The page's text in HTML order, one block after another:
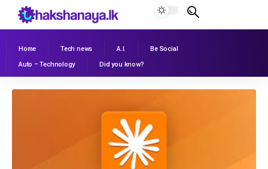
Home Tech news A.I.
Be Social
Auto – Technology
Did you know?